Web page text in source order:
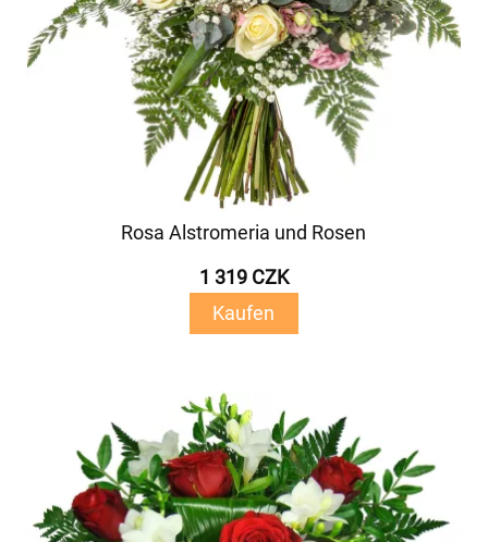
Rosa Alstromeria und Rosen
1 319 CZK
Kaufen